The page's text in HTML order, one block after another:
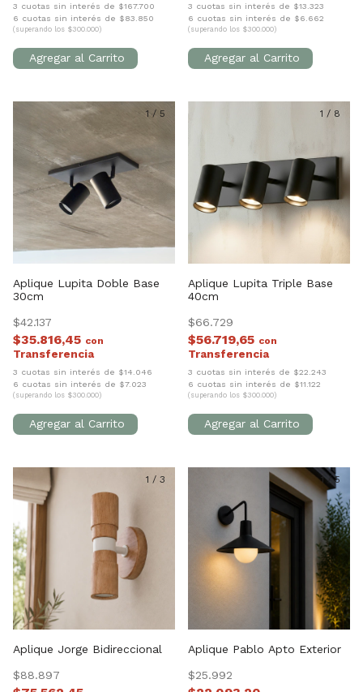
3 cuotas sin interés de $167.700
6 cuotas sin interés de $83.850
(superando los $300.000)
3 cuotas sin interés de $13.323
6 cuotas sin interés de $6.662
(superando los $300.000)
1 / 5
Aplique Lupita Doble Base
30cm
$42.137
$35.816,45 con
3 cuotas sin interés de $14.046
6 cuotas sin interés de $7.023
(superando los $300.000)
1 / 8
Aplique Lupita Triple Base
40cm
$66.729
$56.719,65 con
3 cuotas sin interés de $22.243
6 cuotas sin interés de $11.122
(superando los $300.000)
1 / 3
Aplique Jorge Bidireccional
$88.897
1/5
Aplique Pablo Apto Exterior
$25.992